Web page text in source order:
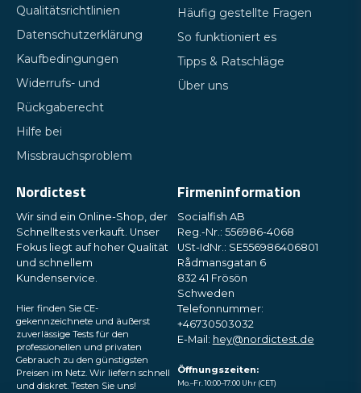
Qualitätsrichtlinien
Datenschutzerklärung
Kaufbedingungen
Widerrufs- und
Rückgaberecht
Hilfe bei
Missbrauchsproblem
Häufig gestellte Fragen
So funktioniert es
Tipps & Ratschläge
Über uns
Nordictest
Wir sind ein Online-Shop, der
Schnelltests verkauft. Unser
Fokus liegt auf hoher Qualität
und schnellem
Kundenservice.
Hier finden Sie CE-
gekennzeichnete und äußerst
zuverlässige Tests für den
professionellen und privaten
Gebrauch zu den günstigsten
Preisen im Netz. Wir liefern schnell
und diskret. Testen Sie uns!
Firmeninformation
Socialfish AB
Reg.-Nr.: 556986-4068
USt-IdNr.: SE556986406801
Rådmansgatan 6
832 41 Frösön
Schweden
Telefonnummer:
+46730503032
E-Mail: hey@nordictest.de
Öffnungszeiten:
Mo.–Fr. 10:00–17:00 Uhr (CET)